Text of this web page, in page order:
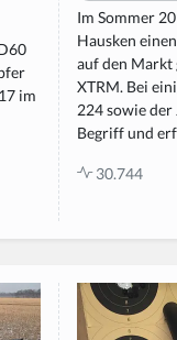
im
Im Sommer
Hausken
auf den Markt
XTRM. Bei
224 sowie der
Begriff und
30.744